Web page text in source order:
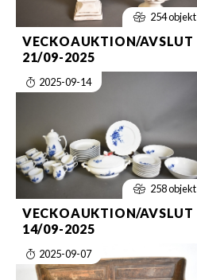
254 objekt
VECKOAUKTION/AVSLUT
21/09-2025
2025-09-14
258 objekt
VECKOAUKTION/AVSLUT
14/09-2025
2025-09-07